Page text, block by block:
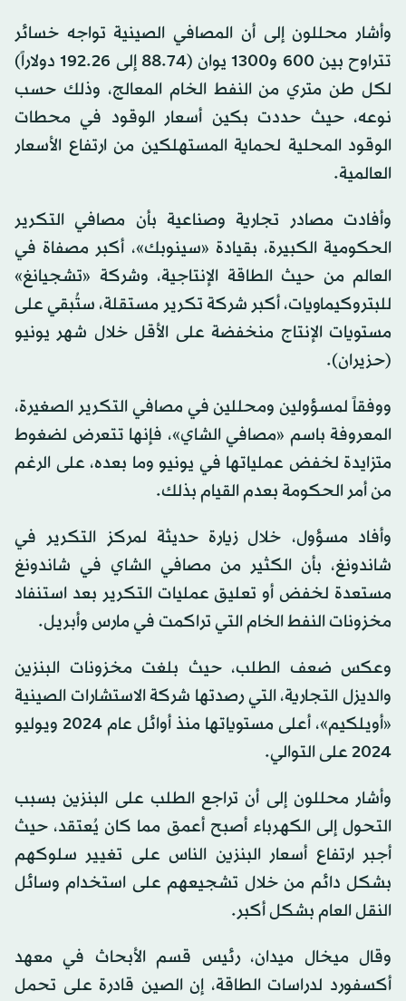
وأشار محللون إلى أن المصافي الصينية تواجه خسائر
تتراوح بين 600 و1300 يوان (88.74 إلى 192.26 دولاراً)
لكل طن متري من النفط الخام المعالج، وذلك حسب
نوعه، حيث حددت بكين أسعار الوقود في محطات
الوقود المحلية لحماية المستهلكين من ارتفاع الأسعار
العالمية.
وأفادت مصادر تجارية وصناعية بأن مصافي التكرير
الحكومية الكبيرة، بقيادة «سينوبك»، أكبر مصفاة في
العالم من حيث الطاقة الإنتاجية، وشركة «تشجيانغ»
للبتروكيماويات، أكبر شركة تكرير مستقلة، ستُبقي على
مستويات الإنتاج منخفضة على الأقل خلال شهر يونيو
(حزيران).
ووفقاً لمسؤولين ومحللين في مصافي التكرير الصغيرة،
المعروفة باسم «مصافي الشاي»، فإنها تتعرض لضغوط
متزايدة لخفض عملياتها في يونيو وما بعده، على الرغم
من أمر الحكومة بعدم القيام بذلك.
وأفاد مسؤول، خلال زيارة حديثة لمركز التكرير في
شاندونغ، بأن الكثير من مصافي الشاي في شاندونغ
مستعدة لخفض أو تعليق عمليات التكرير بعد استنفاد
مخزونات النفط الخام التي تراكمت في مارس وأبريل.
وعكس ضعف الطلب، حيث بلغت مخزونات البنزين
والديزل التجارية، التي رصدتها شركة الاستشارات الصينية
«أويلكيم»، أعلى مستوياتها منذ أوائل عام 2024 ويوليو
2024 على التوالي.
وأشار محللون إلى أن تراجع الطلب على البنزين بسبب
التحول إلى الكهرباء أصبح أعمق مما كان يُعتقد، حيث
أجبر ارتفاع أسعار البنزين الناس على تغيير سلوكهم
بشكل دائم من خلال تشجيعهم على استخدام وسائل
النقل العام بشكل أكبر.
وقال ميخال ميدان، رئيس قسم الأبحاث في معهد
أكسفورد لدراسات الطاقة، إن الصين قادرة على تحمل